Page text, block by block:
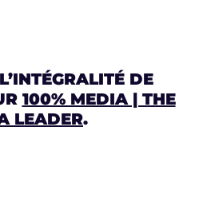
DE
100% MEDIA | THE
LEADER.